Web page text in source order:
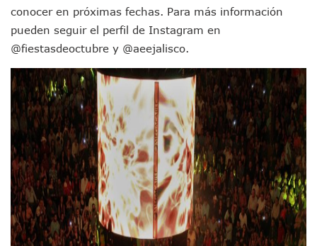
Región Sanitaria VIII Activa Programa Para Menores Con
Asesinan A Regidora De Tecate Por Morena Y A Su
Recuperan Seis Vehículos Con Reporte De Robo Durante
Tráfico Aéreo Cae En Puerto Vallarta Durante El 2026;
SAT Lleva Su Oficina Móvil A Talpa De Allende Para
Mediante Asambleas Informativas Juan Carlos Castro
IMSS Rehabilitará Infraestructura De La UMF No. 170 En
Puerto Vallarta Se Suma A Simulacro Estatal Por Bloqueos
Retiran Cacharros De 30 Puntos En Colonias De Puerto
Movimiento Ciudadano Capacita A Su Estructura
Hospital Civil De La Costa Inicia Su Construcción En Puerto
Fechas Y Sedes De Las Jornadas De Adopción De Perros
Accidente Fatal En La Autopista Guadalajara–Tepic Deja
Ra Aguilar Fortalece La Transformación Desde Las
conocer en próximas fechas. Para más información
pueden seguir el perfil de Instagram en
@fiestasdeoctubre y @aeejalisco.